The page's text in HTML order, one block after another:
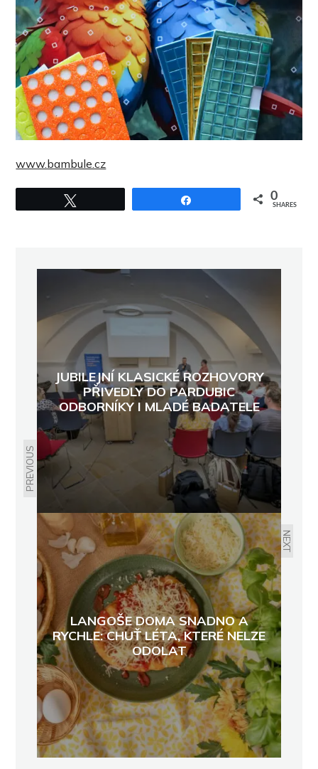
www.bambule.cz
0
SHARES
PREVIOUS
JUBILEJNÍ KLASICKÉ ROZHOVORY
PŘIVEDLY DO PARDUBIC
ODBORNÍKY I MLADÉ BADATELE
NEXT
LANGOŠE DOMA SNADNO A
RYCHLE: CHUŤ LÉTA, KTERÉ NELZE
ODOLAT